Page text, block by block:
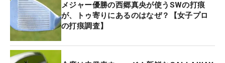
メジャー優勝の西郷真央が使うSWの打痕
が、トゥ寄りにあるのはなぜ？【女子プロ
の打痕調査】